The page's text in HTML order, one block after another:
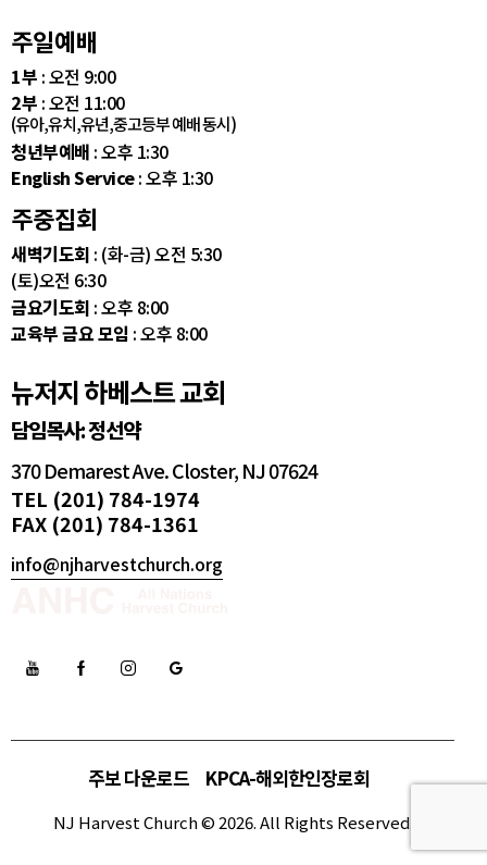
주일예배
1부 : 오전 9:00
2부 : 오전 11:00
(유아,유치,유년,중고등부 예배 동시)
청년부예배 : 오후 1:30
English Service: 오후 1:30
주중집회
새벽기도회 : (화-금) 오전 5:30
(토)오전 6:30
금요기도회 : 오후 8:00
교육부 금요 모임 : 오후 8:00
뉴저지 하베스트 교회
담임목사: 정선약
370 Demarest Ave. Closter, NJ 07624
TEL (201) 784-1974
FAX (201) 784-1361
info@njharvestchurch.org
주보 다운로드 KPCA-해외한인장로회
NJ Harvest Church © 2026. All Rights Reserved.